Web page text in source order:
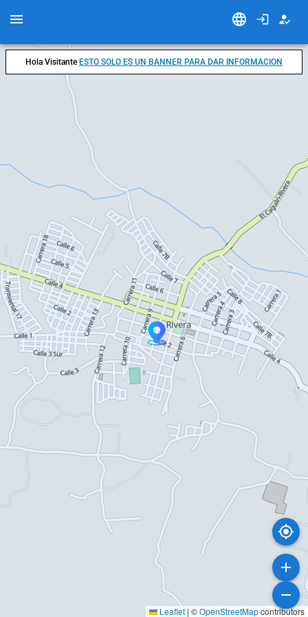
Leaflet | ©OpenStreetMapcontributors
Hola Visitante ESTO SOLO ES UN BANNER PARA DAR INFORMACION